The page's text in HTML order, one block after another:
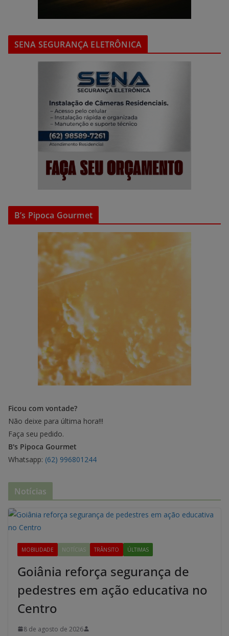
SENA SEGURANÇA ELETRÔNICA
B’s Pipoca Gourmet
Ficou com vontade?
Não deixe para última hora!!!
Faça seu pedido.
B's Pipoca Gourmet
Whatsapp: (62) 996801244
Notícias
MOBILIDADE NOTÍCIAS TRÂNSITO ÚLTIMAS
Goiânia reforça segurança de
pedestres em ação educativa no
Centro
8 de agosto de 2026